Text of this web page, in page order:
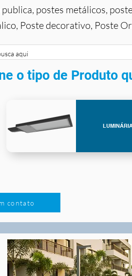
postes metálicos,
Poste decorativo, Poste
o tipo de Produto
contato